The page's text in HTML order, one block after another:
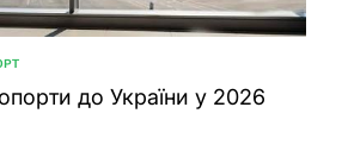
до України у 2026